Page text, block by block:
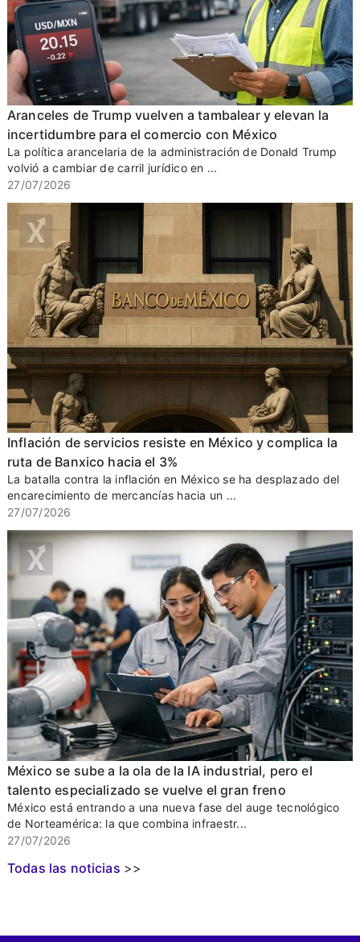
Aranceles de Trump vuelven a tambalear y elevan la
incertidumbre para el comercio con México
La política arancelaria de la administración de Donald Trump
volvió a cambiar de carril jurídico en ...
27/07/2026
Inflación de servicios resiste en México y complica la
ruta de Banxico hacia el 3%
La batalla contra la inflación en México se ha desplazado del
encarecimiento de mercancías hacia un ...
27/07/2026
México se sube a la ola de la IA industrial, pero el
talento especializado se vuelve el gran freno
México está entrando a una nueva fase del auge tecnológico
de Norteamérica: la que combina infraestr...
27/07/2026
Todas las noticias >>